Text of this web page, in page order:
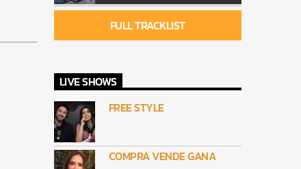
FULL TRACKLIST
LIVE SHOWS
FREE STYLE
COMPRA VENDE GANA